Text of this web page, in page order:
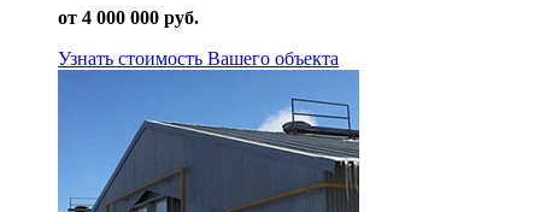
от 4 000 000 руб.
Узнать стоимость Вашего объекта